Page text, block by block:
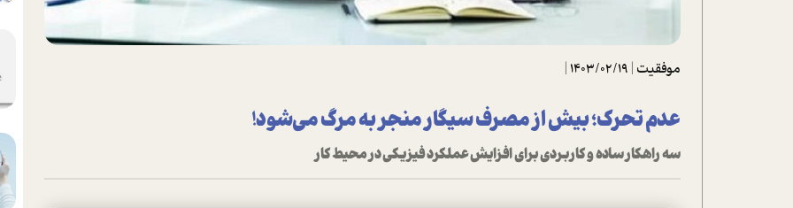
موفقیت |
1403/02/19
|
عدم تحرک؛ بیش از مصرف سیگار منجر به مرگ می‌شود!
سه راهکار ساده و کاربردی برای افزایش عملکرد فیزیکی در محیط کار